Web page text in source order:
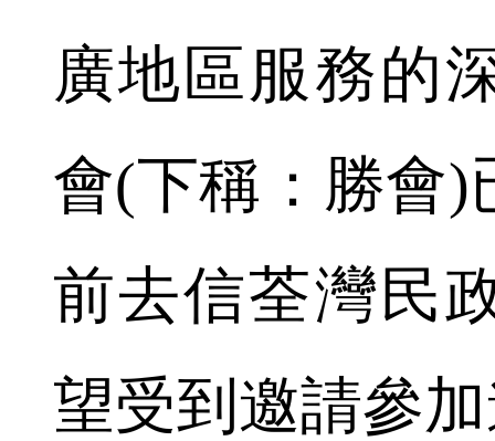
廣地區服務的
會(下稱：勝會)
前去信荃灣民
望受到邀請參